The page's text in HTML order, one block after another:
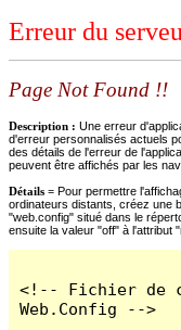
Erreur du
Page Not Found !!
Description : Une erreur
d'erreur personnalisés actuels
des détails de l'erreur de
peuvent être affichés par les
Détails = Pour permettre
ordinateurs distants, créez une
"web.config" situé dans le
ensuite la valeur "off" à l'attribut
<!-- Fichier de
Web.Config -->